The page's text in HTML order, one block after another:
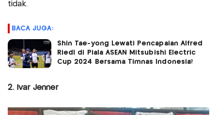
tidak.
BACA JUGA:
Shin Tae-yong Lewati Pencapaian Alfred
Riedl di Piala ASEAN Mitsubishi Electric
Cup 2024 Bersama Timnas Indonesia?
2. Ivar Jenner